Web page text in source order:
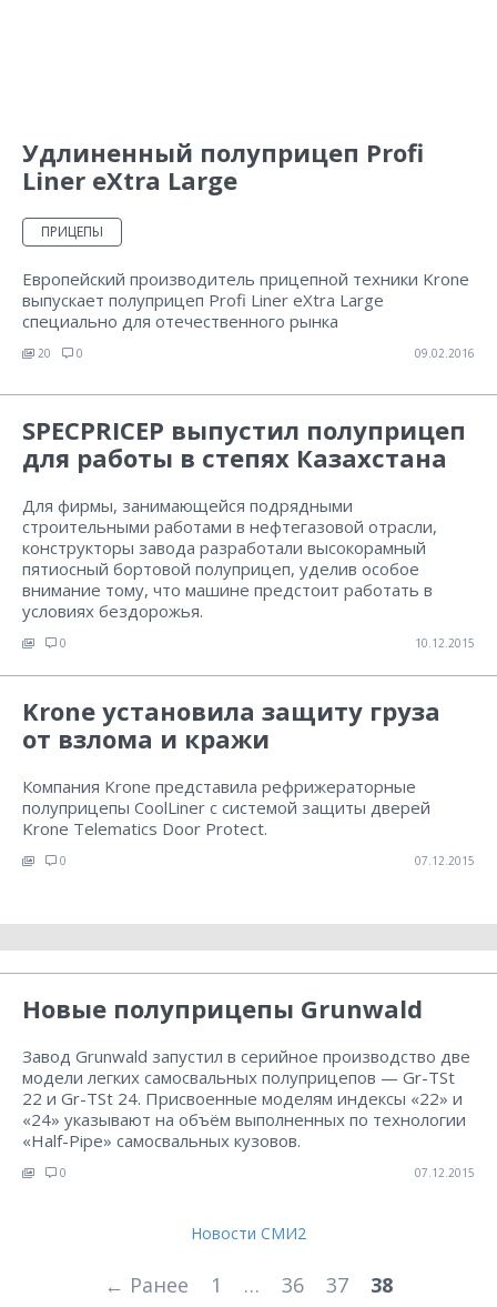
Удлиненный полуприцеп Profi
Liner eXtra Large
ПРИЦЕПЫ
Европейский производитель прицепной техники Krone
выпускает полуприцеп Profi Liner eXtra Large
специально для отечественного рынка
20 0 09.02.2016
SPECPRICEP выпустил полуприцеп
для работы в степях Казахстана
Для фирмы, занимающейся подрядными
строительными работами в нефтегазовой отрасли,
конструкторы завода разработали высокорамный
пятиосный бортовой полуприцеп, уделив особое
внимание тому, что машине предстоит работать в
условиях бездорожья.
0 10.12.2015
Krone установила защиту груза
от взлома и кражи
Компания Krone представила рефрижераторные
полуприцепы CoolLiner с системой защиты дверей
Krone Telematics Door Protect.
0 07.12.2015
Новые полуприцепы Grunwald
Завод Grunwald запустил в серийное производство две
модели легких самосвальных полуприцепов — Gr-TSt
22 и Gr-TSt 24. Присвоенные моделям индексы «22» и
«24» указывают на объём выполненных по технологии
«Half-Pipe» самосвальных кузовов.
0 07.12.2015
Новости СМИ2
← Ранее 1 … 36 37 38